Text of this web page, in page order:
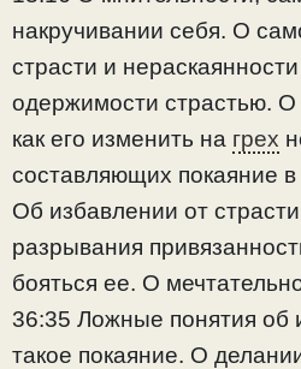
накручивании себя. О
страсти и
одержимости страстью. О
как его изменить на грех
составляющих покаяние
Об избавлении от
разрывания
бояться ее. О
36:35 Ложные понятия об
такое покаяние. О